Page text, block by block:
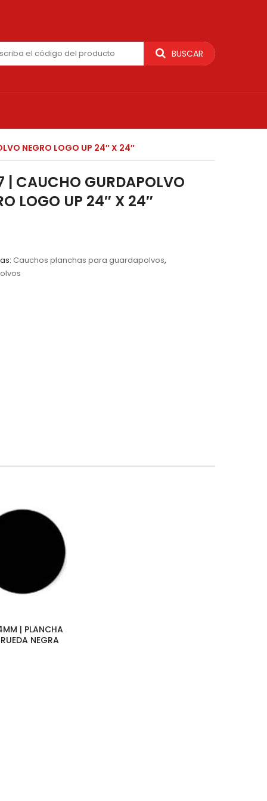
BUSCAR
NEGRO LOGO UP 24″ X 24″
| CAUCHO GURDAPOLVO
LOGO UP 24″ X 24″
Cauchos planchas para guardapolvos,
| PLANCHA
NEGRA